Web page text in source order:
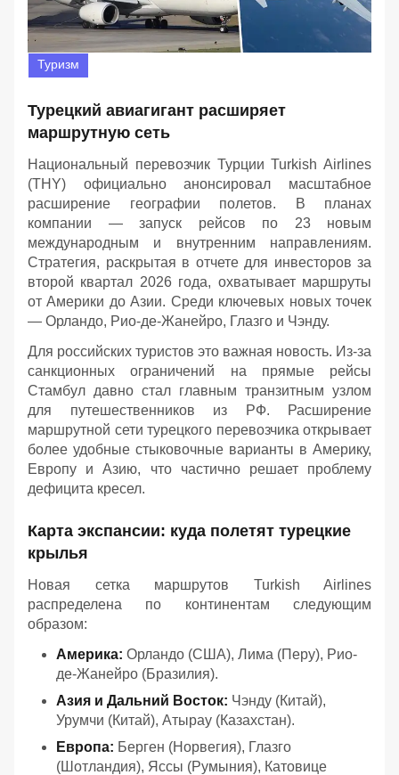
Туризм
Турецкий авиагигант расширяет
маршрутную сеть
Национальный перевозчик Турции Turkish Airlines
(THY) официально анонсировал масштабное
расширение географии полетов. В планах
компании — запуск рейсов по 23 новым
международным и внутренним направлениям.
Стратегия, раскрытая в отчете для инвесторов за
второй квартал 2026 года, охватывает маршруты
от Америки до Азии. Среди ключевых новых точек
— Орландо, Рио-де-Жанейро, Глазго и Чэнду.
Для российских туристов это важная новость. Из-за
санкционных ограничений на прямые рейсы
Стамбул давно стал главным транзитным узлом
для путешественников из РФ. Расширение
маршрутной сети турецкого перевозчика открывает
более удобные стыковочные варианты в Америку,
Европу и Азию, что частично решает проблему
дефицита кресел.
Карта экспансии: куда полетят турецкие
крылья
Новая сетка маршрутов Turkish Airlines
распределена по континентам следующим
образом:
Америка: Орландо (США), Лима (Перу), Рио-
де-Жанейро (Бразилия).
Азия и Дальний Восток: Чэнду (Китай),
Урумчи (Китай), Атырау (Казахстан).
Европа: Берген (Норвегия), Глазго
(Шотландия), Яссы (Румыния), Катовице